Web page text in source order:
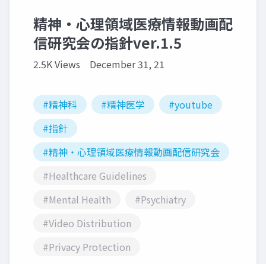
精神・心理領域医療情報動画配
信研究会の指針ver.1.5
2.5K Views December 31, 21
#精神科 #精神医学
#youtube
#指針
#精神・心理領域医療情報動画配信研究会
#Healthcare Guidelines
#Mental Health
#Psychiatry
#Video Distribution
#Privacy Protection